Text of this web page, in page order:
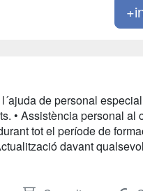
de personal
• Assistència personal al
tot el període de
davant